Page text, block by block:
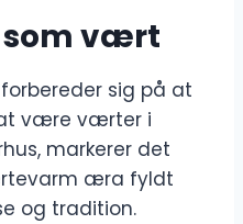
som vært
sig på at
være værter i
markerer det
æra fyldt
og tradition.